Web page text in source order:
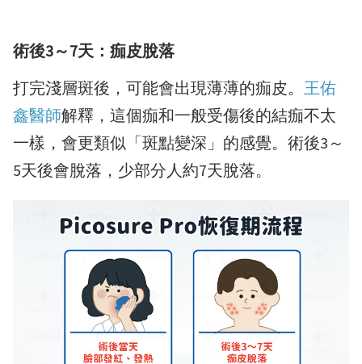
術後3～7天：痂皮脫落
打完淺層斑後，可能會出現薄薄的痂皮。 王佑
鑫醫師解釋，這個痂和一般受傷後的結痂不太
一樣，會更類似「斑點變深」的感覺。術後3～
5天後會脫落，少部分人約7天脫落。